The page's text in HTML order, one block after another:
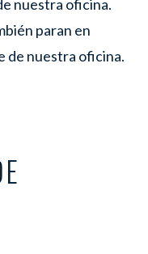
nuestra oficina.
paran en
de nuestra oficina.